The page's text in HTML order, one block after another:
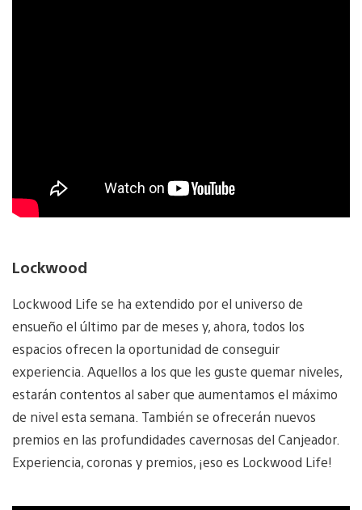
Lockwood
Lockwood Life se ha extendido por el universo de
ensueño el último par de meses y, ahora, todos los
espacios ofrecen la oportunidad de conseguir
experiencia. Aquellos a los que les guste quemar niveles,
estarán contentos al saber que aumentamos el máximo
de nivel esta semana. También se ofrecerán nuevos
premios en las profundidades cavernosas del Canjeador.
Experiencia, coronas y premios, ¡eso es Lockwood Life!